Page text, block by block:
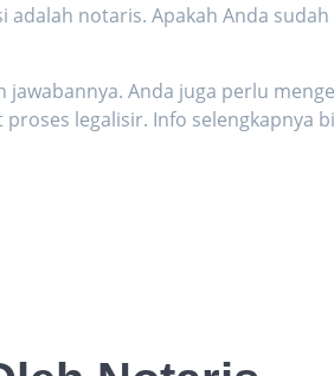
adalah notaris. Apakah Anda
Anda juga perlu
legalisir. Info selengkapnya